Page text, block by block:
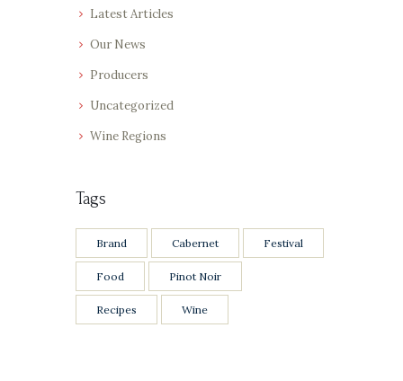
Latest Articles
Our News
Producers
Uncategorized
Wine Regions
Tags
Brand Cabernet Festival
Food Pinot Noir
Recipes Wine